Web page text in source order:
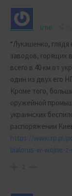
uno
“Лукашенко,
заводов, горящих
всего в 40 км от
один из двух его
Кроме того,
оружейной
украинских
распоряжении
https://www.rp.pl/
bialorus-w-wojne-
2